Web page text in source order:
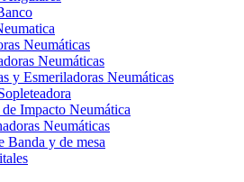
Neumáticas
Neumáticas
y Esmeriladoras Neumáticas
de Impacto Neumática
Neumáticas
Banda y de mesa